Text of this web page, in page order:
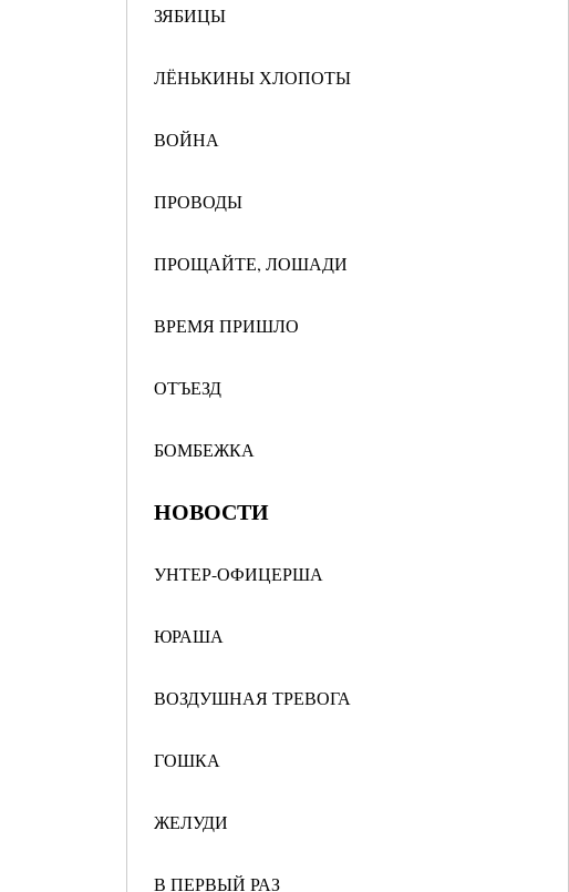
ЗЯБИЦЫ
ЛЁНЬКИНЫ ХЛОПОТЫ
ВОЙНА
ПРОВОДЫ
ПРОЩАЙТЕ, ЛОШАДИ
ВРЕМЯ ПРИШЛО
ОТЪЕЗД
БОМБЕЖКА
НОВОСТИ
УНТЕР-ОФИЦЕРША
ЮРАША
ВОЗДУШНАЯ ТРЕВОГА
ГОШКА
ЖЕЛУДИ
В ПЕРВЫЙ РАЗ